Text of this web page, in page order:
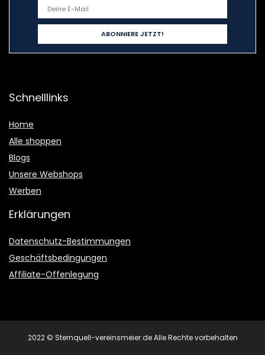
Schnelllinks
Home
Alle shoppen
Blogs
Unsere Webshops
Werben
Erklärungen
Datenschutz-Bestimmungen
Geschäftsbedingungen
Affiliate-Offenlegung
2022 © Sternquell-vereinsmeier.de Alle Rechte vorbehalten